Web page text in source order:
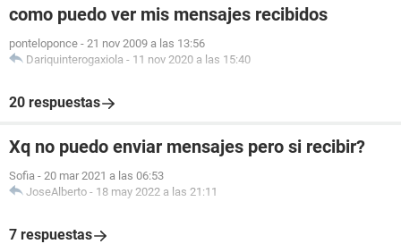
como puedo ver mis mensajes recibidos
ponteloponce - 21 nov 2009 a las 13:56
Dariquinterogaxiola - 11 nov 2020 a las 15:40
20 respuestas
Xq no puedo enviar mensajes pero si recibir?
Sofia - 20 mar 2021 a las 06:53
JoseAlberto - 18 may 2022 a las 21:11
7 respuestas